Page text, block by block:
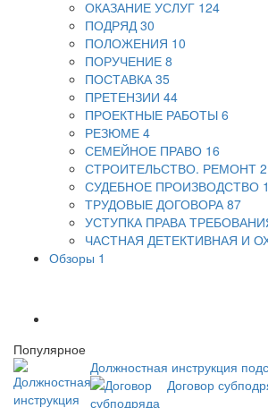
ОКАЗАНИЕ УСЛУГ 124
ПОДРЯД 30
ПОЛОЖЕНИЯ 10
ПОРУЧЕНИЕ 8
ПОСТАВКА 35
ПРЕТЕНЗИИ 44
ПРОЕКТНЫЕ РАБОТЫ 6
РЕЗЮМЕ 4
СЕМЕЙНОЕ ПРАВО 16
СТРОИТЕЛЬСТВО. РЕМОНТ
СУДЕБНОЕ ПРОИЗВОДСТВО
ТРУДОВЫЕ ДОГОВОРА 87
УСТУПКА ПРАВА
ЧАСТНАЯ ДЕТЕКТИВНАЯ И
Обзоры 1
Популярное
Должностная инструкция
Договор